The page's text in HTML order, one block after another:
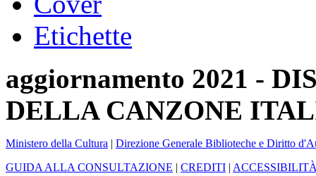
Etichette
aggiornamento 2021 -
DELLA CANZONE
Ministero della Cultura | Direzione Generale Biblioteche e Diritto
GUIDA ALLA CONSULTAZIONE | CREDITI |